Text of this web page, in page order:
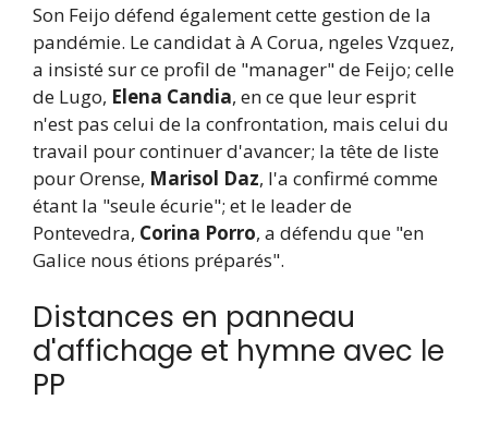
Son Feijo défend également cette gestion de la
pandémie. Le candidat à A Corua, ngeles Vzquez,
a insisté sur ce profil de "manager" de Feijo; celle
de Lugo, Elena Candia, en ce que leur esprit
n'est pas celui de la confrontation, mais celui du
travail pour continuer d'avancer; la tête de liste
pour Orense, Marisol Daz, l'a confirmé comme
étant la "seule écurie"; et le leader de
Pontevedra, Corina Porro, a défendu que "en
Galice nous étions préparés".
Distances en panneau
d'affichage et hymne avec le
PP